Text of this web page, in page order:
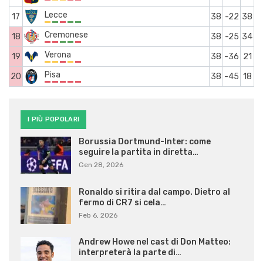
17 Lecce 38 -22 38
18
Cremonese 38 -25 34
19
Verona 38 -36 21
20
Pisa 38 -45 18
I PIÙ POPOLARI
Borussia Dortmund-Inter: come
seguire la partita in diretta…
Gen 28, 2026
Ronaldo si ritira dal campo. Dietro al
fermo di CR7 si cela…
Feb 6, 2026
Andrew Howe nel cast di Don Matteo:
interpreterà la parte di…